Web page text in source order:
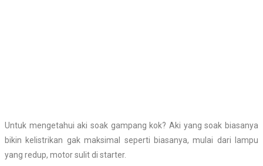
Untuk mengetahui aki soak gampang kok? Aki yang soak biasanya
bikin kelistrikan gak maksimal seperti biasanya, mulai dari lampu
yang redup, motor sulit di starter.